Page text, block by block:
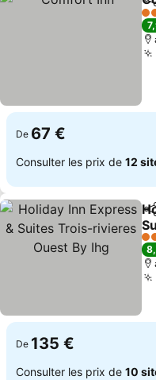
3
De 67 €
Consulter les prix de 12
3
De 135 €
Consulter les prix de 10